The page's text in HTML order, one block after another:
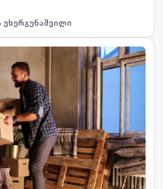
ნახავთ. რასაკვირველია,
უხურგუნაშვილი